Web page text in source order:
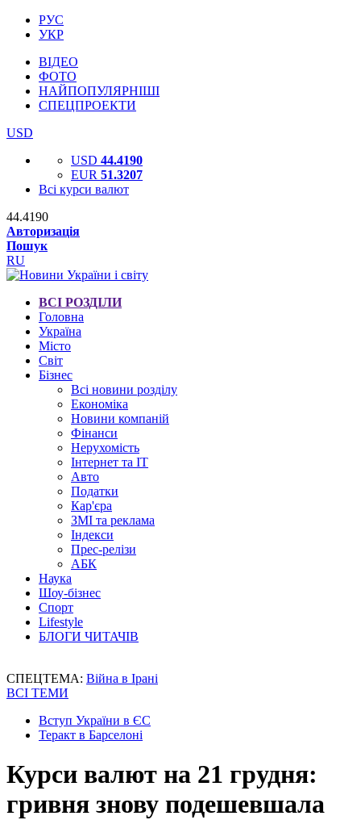
РУС
УКР
ВІДЕО
ФОТО
НАЙПОПУЛЯРНІШІ
СПЕЦПРОЕКТИ
USD
USD 44.4190
EUR 51.3207
Всі курси валют
44.4190
Авторизація
Пошук
RU
ВСІ РОЗДІЛИ
Головна
Україна
Місто
Світ
Бізнес
Всі новини розділу
Економіка
Новини компаній
Фінанси
Нерухомість
Інтернет та IT
Авто
Податки
Кар'єра
ЗМІ та реклама
Індекси
Прес-релізи
АБК
Наука
Шоу-бізнес
Спорт
Lifestyle
БЛОГИ ЧИТАЧІВ
СПЕЦТЕМА: Війна в Ірані
ВСІ ТЕМИ
Вступ України в ЄС
Теракт в Барселоні
Курси валют на 21 грудня:
гривня знову подешевшала